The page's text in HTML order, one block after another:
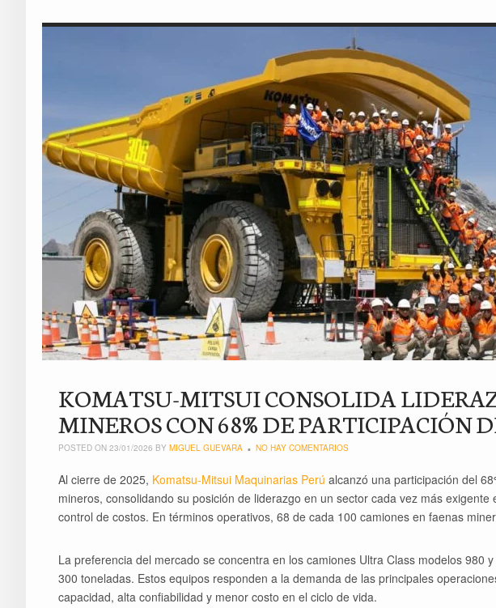
KOMATSU-MITSUI CONSOLIDA
MINEROS CON 68% DE PARTICIPACIÓN
POSTED ON 23/01/2026 BY MIGUEL GUEVARA NO HAY COMENTARIOS
Al cierre de 2025, Komatsu-Mitsui Maquinarias Perú alcanzó una participación del
mineros, consolidando su posición de liderazgo en un sector cada vez más
control de costos. En términos operativos, 68 de cada 100 camiones en faenas
La preferencia del mercado se concentra en los camiones Ultra Class modelos 980
300 toneladas. Estos equipos responden a la demanda de las principales
capacidad, alta confiabilidad y menor costo en el ciclo de vida.